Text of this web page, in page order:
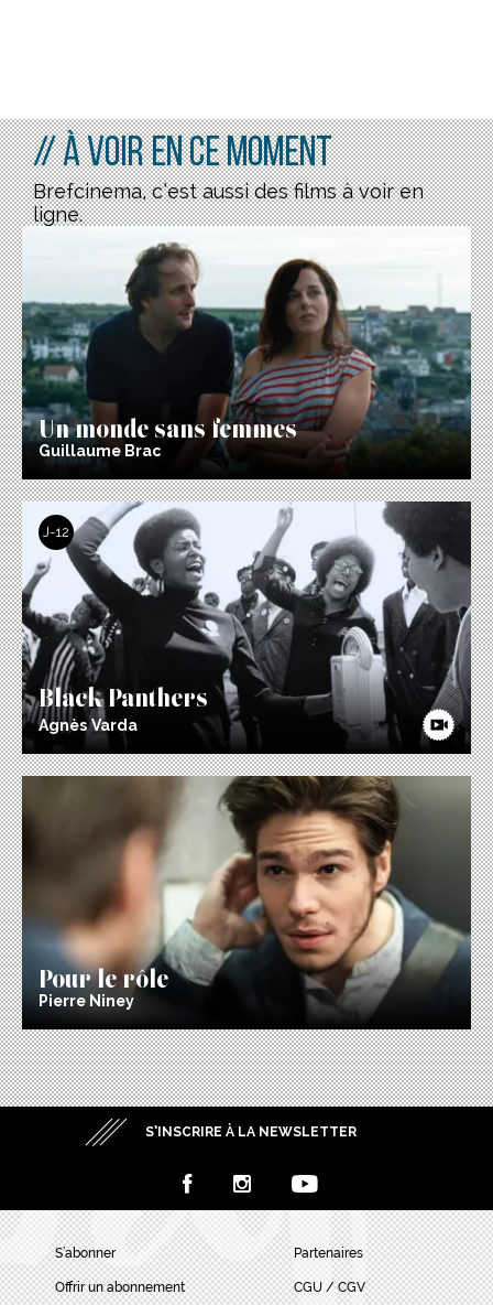
// À voir en ce moment
Brefcinema, c’est aussi des films à voir en
ligne.
Un monde sans femmes
Guillaume Brac
J-12
Black Panthers
Agnès Varda
Pour le rôle
Pierre Niney
S’INSCRIRE À LA NEWSLETTER
S’abonner
Offrir un abonnement
Partenaires
CGU / CGV